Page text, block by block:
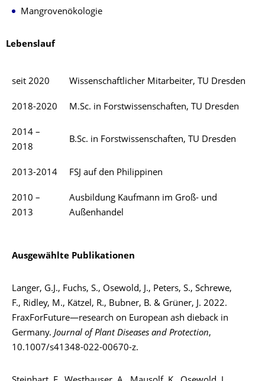
Mangrovenökologie
Lebenslauf
seit 2020 Wissenschaftlicher Mitarbeiter, TU Dresden
2018-2020 M.Sc. in Forstwissenschaften, TU Dresden
2014 –
2018
B.Sc. in Forstwissenschaften, TU Dresden
2013-2014 FSJ auf den Philippinen
2010 –
2013
Ausbildung Kaufmann im Groß- und
Außenhandel
Ausgewählte Publikationen
Langer, G.J., Fuchs, S., Osewold, J., Peters, S., Schrewe,
F., Ridley, M., Kätzel, R., Bubner, B. & Grüner, J. 2022.
FraxForFuture—research on European ash dieback in
Germany. Journal of Plant Diseases and Protection,
10.1007/s41348-022-00670-z.